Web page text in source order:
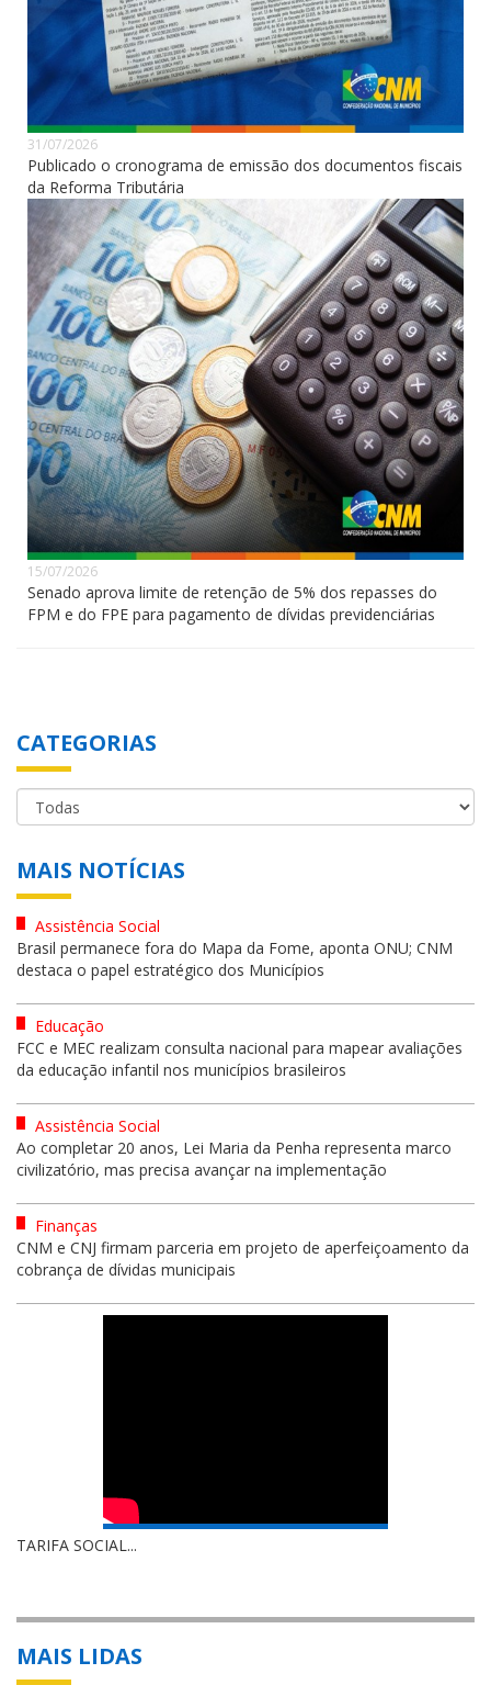
31/07/2026
Publicado o cronograma de emissão dos documentos fiscais
da Reforma Tributária
15/07/2026
Senado aprova limite de retenção de 5% dos repasses do
FPM e do FPE para pagamento de dívidas previdenciárias
CATEGORIAS
MAIS NOTÍCIAS
Assistência Social
Brasil permanece fora do Mapa da Fome, aponta ONU; CNM
destaca o papel estratégico dos Municípios
Educação
FCC e MEC realizam consulta nacional para mapear avaliações
da educação infantil nos municípios brasileiros
Assistência Social
Ao completar 20 anos, Lei Maria da Penha representa marco
civilizatório, mas precisa avançar na implementação
Finanças
CNM e CNJ firmam parceria em projeto de aperfeiçoamento da
cobrança de dívidas municipais
TARIFA SOCIAL...
MAIS LIDAS